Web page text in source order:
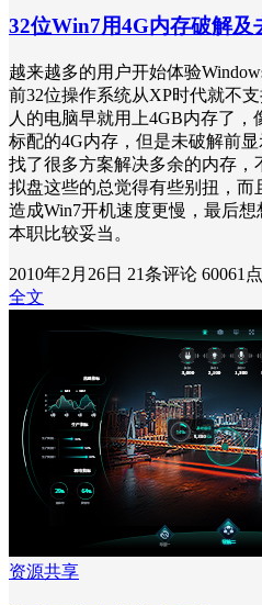
32位Win7用4G内存破解及
越来越多的用户开始体验
前32位操作系统从XP时代就不
人的电脑早就用上4GB内存了，
标配的4G内存，但是未破解前
找了很多方案解决多余的内存
拟盘这些的总觉得有些别扭，
造成Win7开机速度更慢，最后
本职比较妥当。
2010年2月26日 21条评论 60061
全文
资源共享